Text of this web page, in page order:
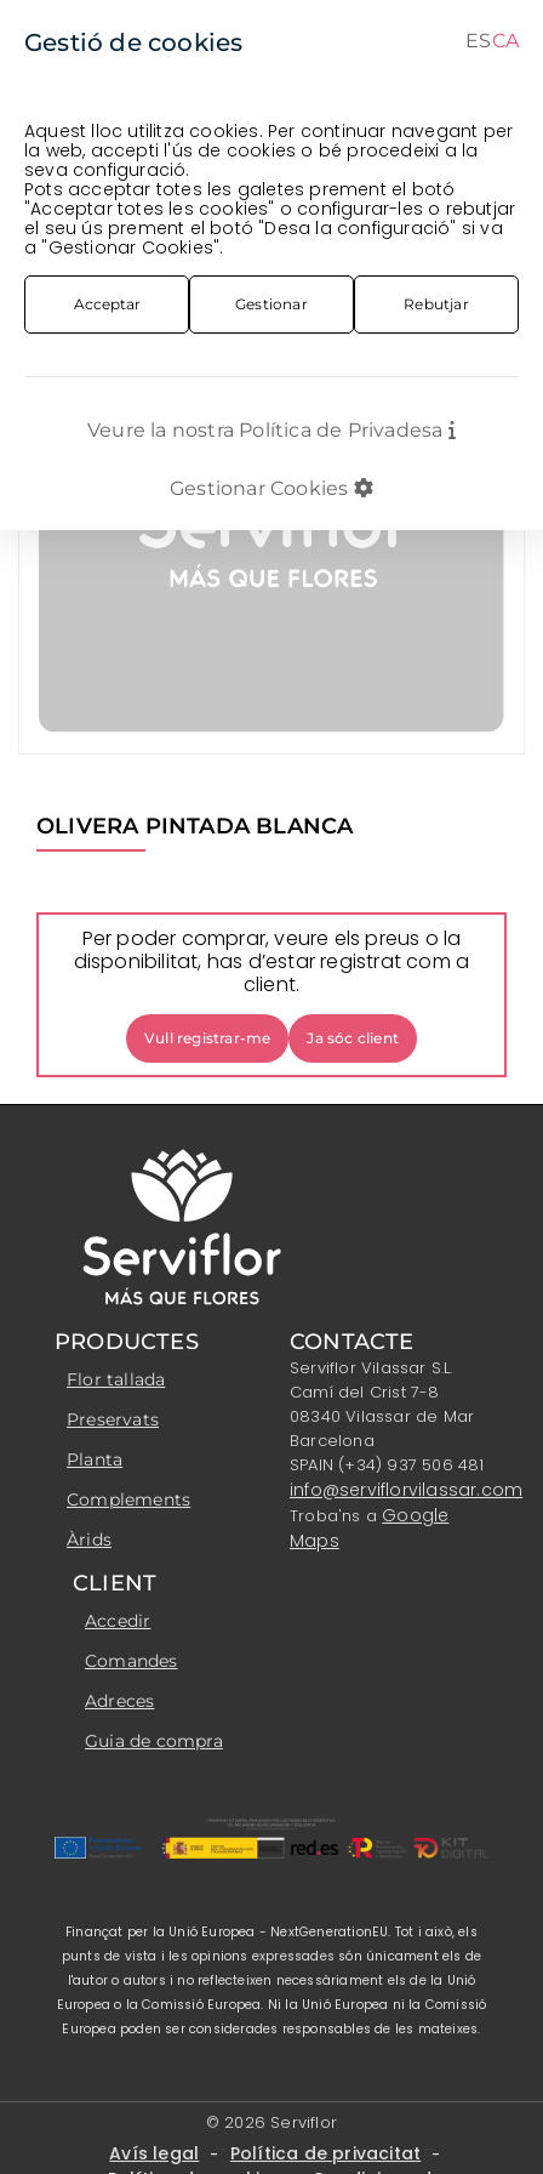
ESCA
Comanda en curs (prevista per al) · Transportista
Veure comanda
FLOR TALLADA VERDS OLIVERA PINTADA BLANCA
OLIVERA PINTADA BLANCA
Per poder comprar, veure els preus o la
disponibilitat, has d’estar registrat com a
client.
Vull registrar-me Ja sóc client
Gestió de cookies ESCA
Aquest lloc utilitza cookies. Per continuar navegant per
la web, accepti l'ús de cookies o bé procedeixi a la
seva configuració.
Pots acceptar totes les galetes prement el botó
"Acceptar totes les cookies" o configurar-les o rebutjar
el seu ús prement el botó "Desa la configuració" si va
a "Gestionar Cookies".
Acceptar Gestionar Rebutjar
Veure la nostra Política de Privadesa
Gestionar Cookies
PRODUCTES
Flor tallada
Preservats
Planta
Complements
Àrids
CONTACTE
Serviflor Vilassar S.L.
Camí del Crist 7-8
08340 Vilassar de Mar
Barcelona
SPAIN (+34) 937 506 481
info@serviflorvilassar.com
Troba'ns a Google
Maps
CLIENT
Accedir
Comandes
Adreces
Guia de compra
Finançat per la Unió Europea - NextGenerationEU. Tot i això, els
punts de vista i les opinions expressades són únicament els de
l'autor o autors i no reflecteixen necessàriament els de la Unió
Europea o la Comissió Europea. Ni la Unió Europea ni la Comissió
Europea poden ser considerades responsables de les mateixes.
© 2026 Serviflor
Avís legal - Política de privacitat -